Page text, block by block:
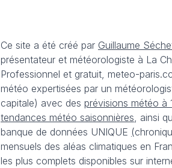
Ce site a été créé par Guillaume
présentateur et météorologiste à La
Professionnel et gratuit, meteo-
météo expertisées par un
capitale) avec des prévisions météo à
tendances météo saisonnières , ainsi
banque de données UNIQUE (
mensuels des aléas climatiques en
les plus complets disponibles sur